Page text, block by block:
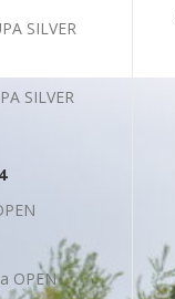
SILVER
SILVER
OPEN